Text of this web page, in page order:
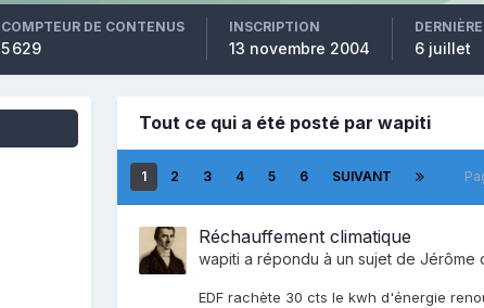
COMPTEUR DE CONTENUS
5 629
INSCRIPTION
13 novembre 2004 6 juillet
Tout ce qui a été posté par wapiti
1 2 3 4 5 6 SUIVANT
Réchauffement climatique
wapiti a répondu à un sujet de Jérôme
EDF rachète 30 cts le kwh d'énergie